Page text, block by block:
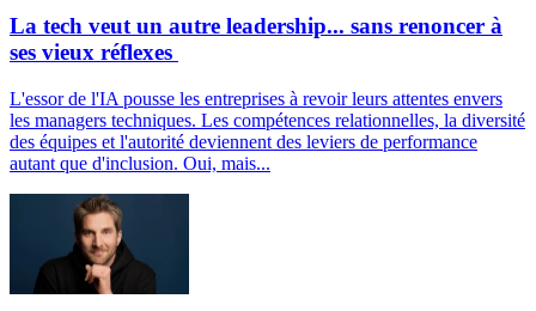
La tech veut un autre leadership... sans renoncer à
ses vieux réflexes
L'essor de l'IA pousse les entreprises à revoir leurs attentes envers
les managers techniques. Les compétences relationnelles, la diversité
des équipes et l'autorité deviennent des leviers de performance
autant que d'inclusion. Oui, mais...